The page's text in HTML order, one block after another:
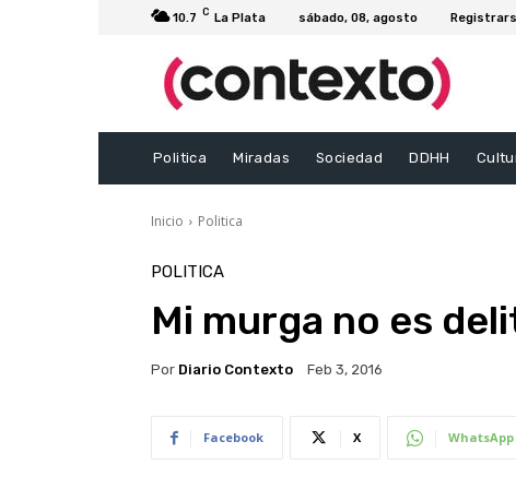
10.7 C La Plata sábado, 08, agosto
Politica Miradas Sociedad DDHH
Inicio Politica
POLITICA
Mi murga no es
Por Diario Contexto Feb 3, 2016
Facebook X WhatsApp